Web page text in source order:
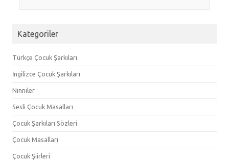
Kategoriler
Türkçe Çocuk Şarkıları
İngilizce Çocuk Şarkıları
Ninniler
Sesli Çocuk Masalları
Çocuk Şarkıları Sözleri
Çocuk Masalları
Çocuk Şiirleri